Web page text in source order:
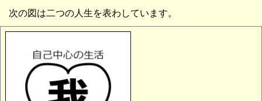
次の図は二つの人生を表わしています。